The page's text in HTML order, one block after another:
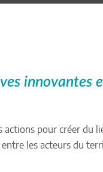
innovantes
pour créer du
les acteurs du